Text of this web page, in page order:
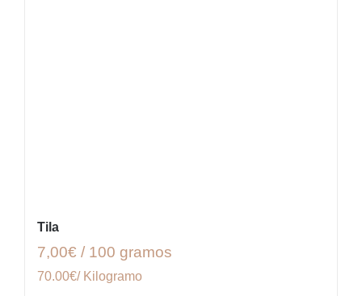
Tila
7,00€ / 100 gramos
70.00€/ Kilogramo